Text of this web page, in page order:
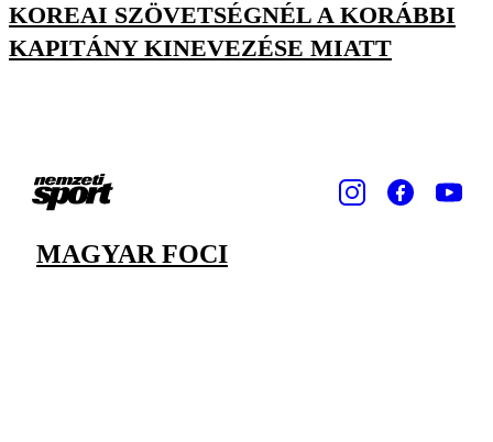
KOREAI SZÖVETSÉGNÉL A KORÁBBI
KAPITÁNY KINEVEZÉSE MIATT
MAGYAR FOCI